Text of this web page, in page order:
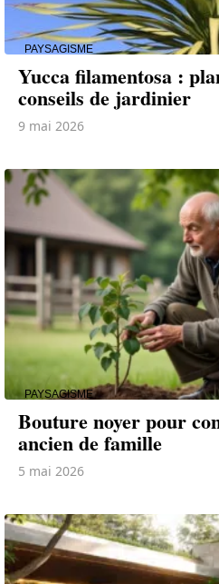
PAYSAGISME
Yucca filamentosa :
conseils de jardinier
9 mai 2026
PAYSAGISME
Bouture noyer pour
ancien de famille
5 mai 2026